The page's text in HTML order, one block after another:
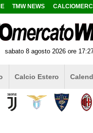
TMW NEWS
sabato 8 agosto 2026 ore
Calcio Estero